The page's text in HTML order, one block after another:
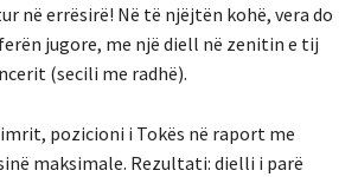
në errësirë! Në të njëjtën kohë, vera do
jugore, me një diell në zenitin e tij
(secili me radhë).
pozicioni i Tokës në raport me
maksimale. Rezultati: dielli i parë